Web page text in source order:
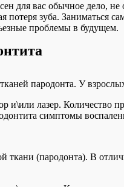
для вас обычное дело,
зуба. Заниматься
проблемы в будущем.
пародонта. У
лазер. Количество
симптомы
ткани (пародонта). В